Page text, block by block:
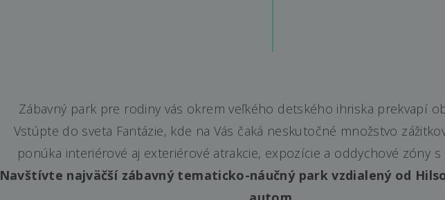
Zábavný park pre rodiny vás okrem veľkého detského ihriska prekvapí
Vstúpte do sveta Fantázie, kde na Vás čaká neskutočné množstvo
ponúka interiérové aj exteriérové atrakcie, expozície a oddychové zóny
Navštívte najväčší zábavný tematicko-náučný park vzdialený od